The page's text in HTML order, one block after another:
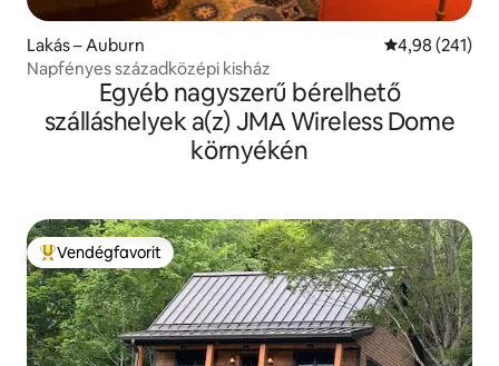
Lakás – Auburn Átlagos
4,98 (241)
Napfényes századközépi kisház
Egyéb nagyszerű bérelhető
szálláshelyek a(z) JMA Wireless Dome
környékén
Kiemelt vendégfavorit
Vendégfavorit